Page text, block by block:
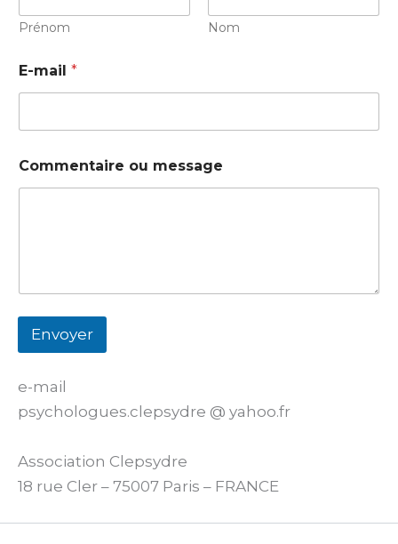
-
m
i
l
N
m
Prénom Nom
E-mail *
Commentaire ou message
Envoyer
e-mail
psychologues.clepsydre @ yahoo.fr
Association Clepsydre
18 rue Cler – 75007 Paris – FRANCE